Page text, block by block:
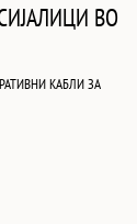
ВО
КАБЛИ ЗА